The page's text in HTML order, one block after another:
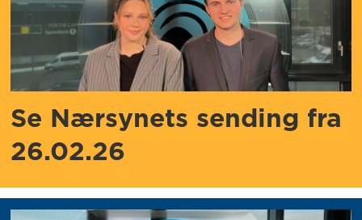
Se Nærsynets sending fra
26.02.26